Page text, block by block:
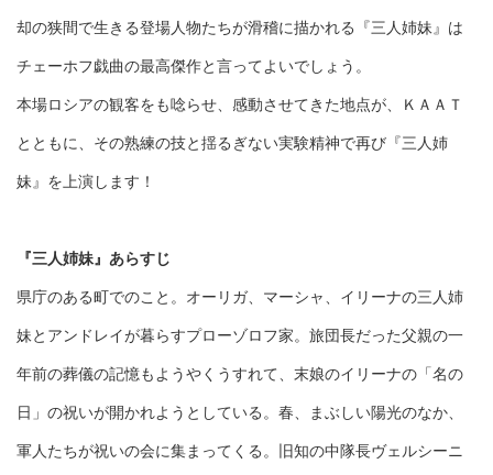
却の狭間で生きる登場人物たちが滑稽に描かれる『三人姉妹』は
チェーホフ戯曲の最高傑作と言ってよいでしょう。
本場ロシアの観客をも唸らせ、感動させてきた地点が、ＫＡＡＴ
とともに、その熟練の技と揺るぎない実験精神で再び『三人姉
妹』を上演します！
『三人姉妹』あらすじ
県庁のある町でのこと。オーリガ、マーシャ、イリーナの三人姉
妹とアンドレイが暮らすプローゾロフ家。旅団長だった父親の一
年前の葬儀の記憶もようやくうすれて、末娘のイリーナの「名の
日」の祝いが開かれようとしている。春、まぶしい陽光のなか、
軍人たちが祝いの会に集まってくる。旧知の中隊長ヴェルシーニ